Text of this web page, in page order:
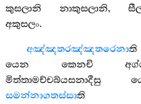
කුසලානි නාකුසලානි,
අකුසලං.
අඤ්ඤතරඤ්ඤතරෙනාති
යෙන කෙනචි
සමන්නාගතස්සාති